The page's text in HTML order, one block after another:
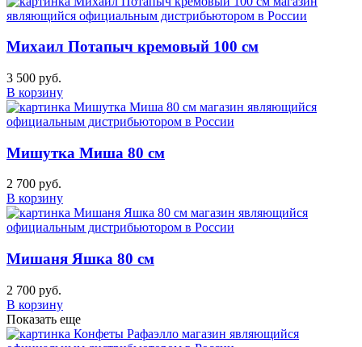
Михаил Потапыч кремовый 100 см
3 500 руб.
В корзину
Мишутка Миша 80 см
2 700 руб.
В корзину
Мишаня Яшка 80 см
2 700 руб.
В корзину
Показать еще